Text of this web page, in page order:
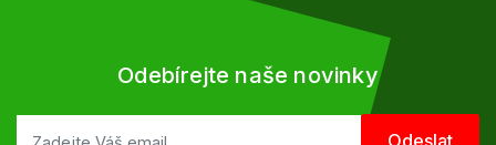
Odebírejte naše novinky